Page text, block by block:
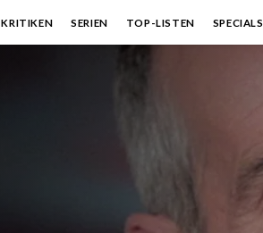
KRITIKEN SERIEN TOP-LISTEN SPECIALS